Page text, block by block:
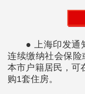
● 上海印发通
连续缴纳社会保
本市户籍居民，可
购1套住房。